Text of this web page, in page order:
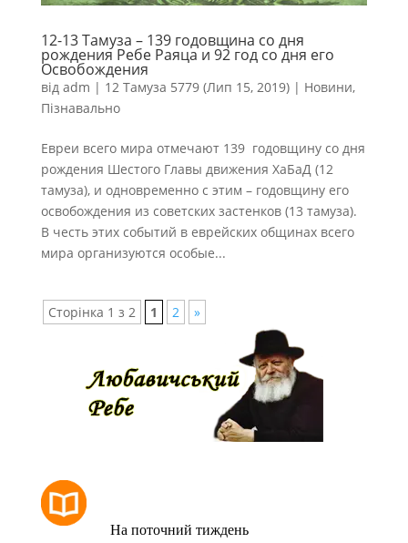
12-13 Тамуза – 139 годовщина со дня
рождения Ребе Раяца и 92 год со дня его
Освобождения
від adm | 12 Тамуза 5779 (Лип 15, 2019)| Новини,
Пізнавально
Евреи всего мира отмечают 139 годовщину со дня
рождения Шестого Главы движения ХаБаД (12
тамуза), и одновременно с этим – годовщину его
освобождения из советских застенков (13 тамуза).
В честь этих событий в еврейских общинах всего
мира организуются особые...
Сторінка 1 з 2 1 2 »
На поточний тиждень